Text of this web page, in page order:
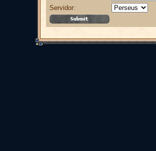
Servidor: